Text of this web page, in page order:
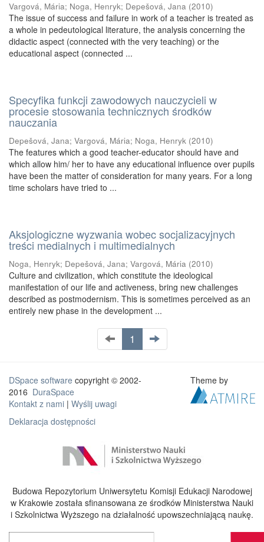
Vargová, Mária; Noga, Henryk; Depešová, Jana (2010)
The issue of success and failure in work of a teacher is treated as
a whole in pedeutological literature, the analysis concerning the
didactic aspect (connected with the very teaching) or the
educational aspect (connected ...
Specyfika funkcji zawodowych nauczycieli w
procesie stosowania technicznych środków
nauczania
Depešová, Jana; Vargová, Mária; Noga, Henryk (2010)
The features which a good teacher-educator should have and
which allow him/ her to have any educational influence over pupils
have been the matter of consideration for many years. For a long
time scholars have tried to ...
Aksjologiczne wyzwania wobec socjalizacyjnych
treści medialnych i multimedialnych
Noga, Henryk; Depešová, Jana; Vargová, Mária (2010)
Culture and civilization, which constitute the ideological
manifestation of our life and activeness, bring new challenges
described as postmodernism. This is sometimes perceived as an
entirely new phase in the development ...
1
DSpace software copyright © 2002-
2016 DuraSpace
Kontakt z nami | Wyślij uwagi
Deklaracja dostępności
Theme by
Budowa Repozytorium Uniwersytetu Komisji Edukacji Narodowej
w Krakowie została sfinansowana ze środków Ministerstwa Nauki
i Szkolnictwa Wyższego na działalność upowszechniającą naukę.